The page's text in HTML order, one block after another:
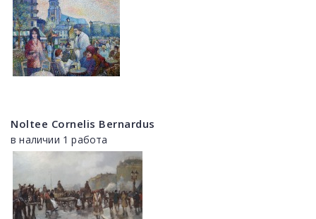
Noltee Cornelis Bernardus
в наличии 1 работа